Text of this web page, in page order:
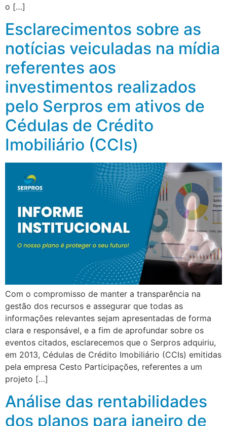
o […]
Esclarecimentos sobre as
notícias veiculadas na mídia
referentes aos
investimentos realizados
pelo Serpros em ativos de
Cédulas de Crédito
Imobiliário (CCIs)
Com o compromisso de manter a transparência na
gestão dos recursos e assegurar que todas as
informações relevantes sejam apresentadas de forma
clara e responsável, e a fim de aprofundar sobre os
eventos citados, esclarecemos que o Serpros adquiriu,
em 2013, Cédulas de Crédito Imobiliário (CCIs) emitidas
pela empresa Cesto Participações, referentes a um
projeto […]
Análise das rentabilidades
dos planos para janeiro de